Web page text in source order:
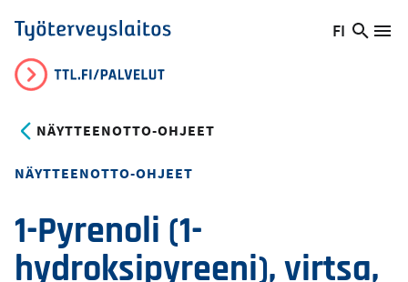
Hyppää
pääsisältöön
Työterveyslaitos
Vaihda
FI
Hae
NÄYTTEENOTTO-OHJEET
NÄYTTEENOTTO-OHJEET
1-Pyrenoli (1-
hydroksipyreeni), virtsa,